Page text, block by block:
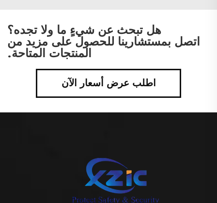
هل تبحث عن شيءٍ ما ولا تجده؟
اتصل بمستشارينا للحصول على مزيد من
المنتجات المتاحة.
اطلب عرض أسعار الآن